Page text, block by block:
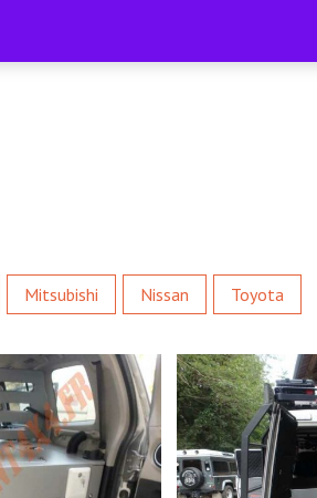
Mitsubishi Nissan Toyota